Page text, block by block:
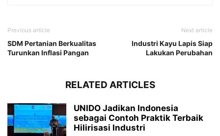
Previous article
SDM Pertanian Berkualitas
Turunkan Inflasi Pangan
Next article
Industri Kayu Lapis Siap
Lakukan Perubahan
RELATED ARTICLES
UNIDO Jadikan Indonesia
sebagai Contoh Praktik Terbaik
Hilirisasi Industri